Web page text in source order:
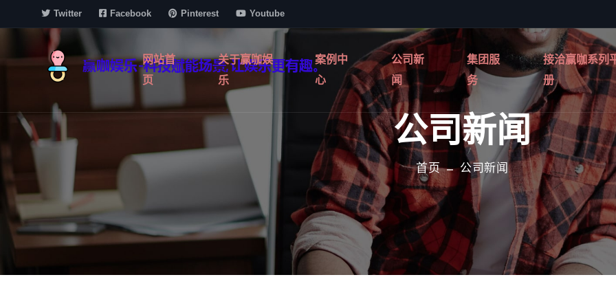
Twitter Facebook Pinterest Youtube
网站首
页
关于赢咖娱
乐
案例中
心
公司新
闻
集团服
务
接洽赢咖系列
册
公司新闻
首页 公司新闻